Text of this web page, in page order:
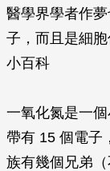
醫學界學者作
子，而且是細胞
小百科
一氧化氮是一
帶有 15 個電子
族有幾個兄弟